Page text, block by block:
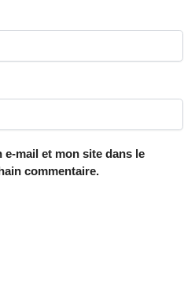
mail et mon site dans le
commentaire.